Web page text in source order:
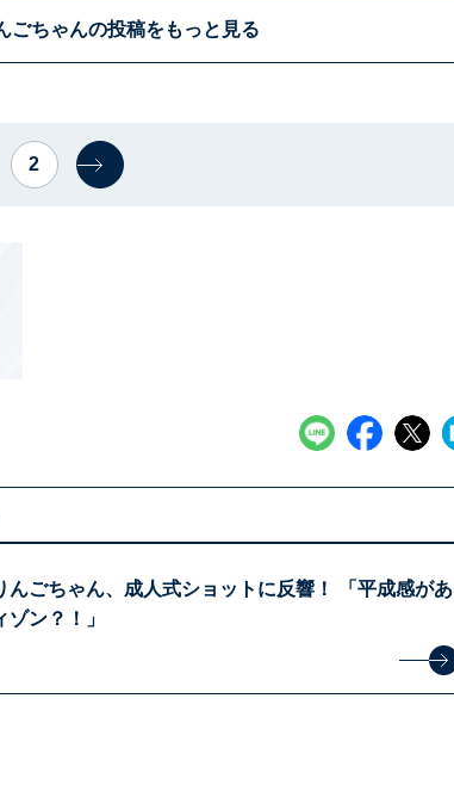
ごちゃんの投稿をもっと見る
2
んごちゃん、成人式ショットに反響！ 「平成感があ
ン？！」